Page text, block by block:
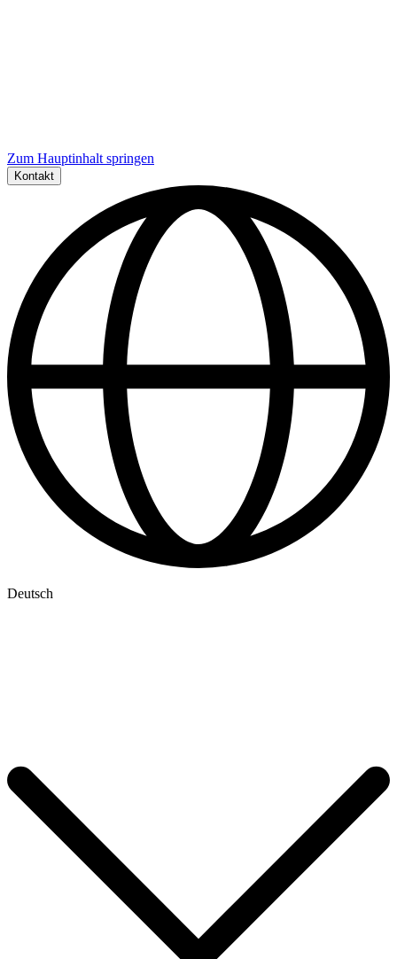
Zum Hauptinhalt springen
Kontakt
Deutsch